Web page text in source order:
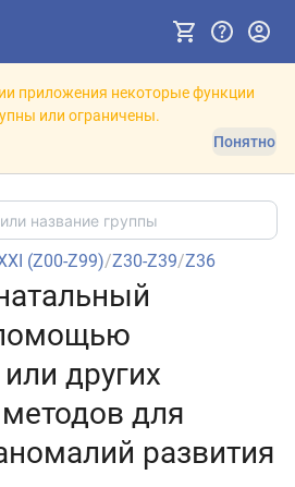
приложения некоторые функции
или ограничены.
Понятно
(Z00-Z99)/Z30-Z39/Z36
других
для
развития